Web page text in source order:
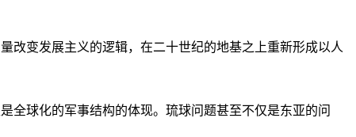
改变发展主义的逻辑，在二十世纪的地基之上重新形成以人
全球化的军事结构的体现。琉球问题甚至不仅是东亚的问